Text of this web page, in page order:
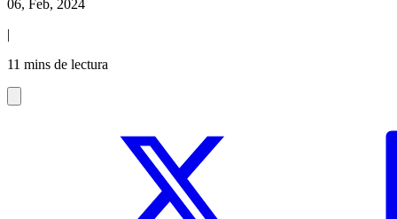
06, Feb, 2024
|
11 mins de lectura